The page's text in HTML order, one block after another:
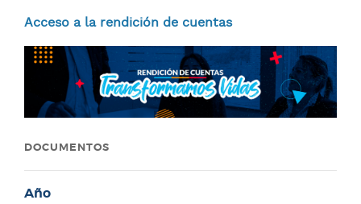
Acceso a la rendición de cuentas
DOCUMENTOS
Año